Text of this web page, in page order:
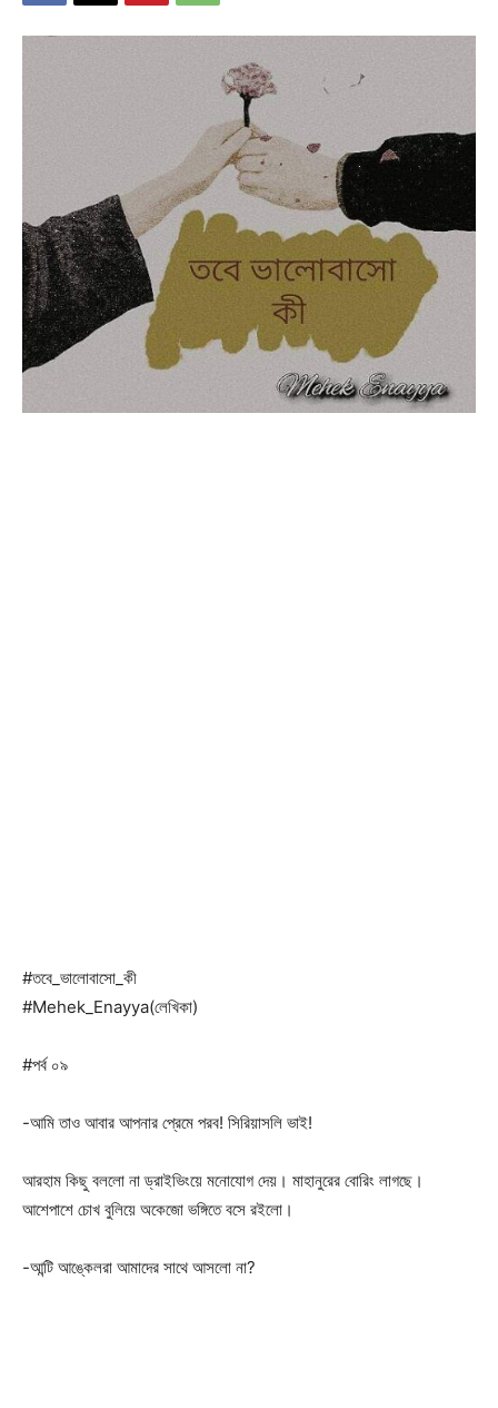
#তবে_ভালোবাসো_কী
#Mehek_Enayya(লেখিকা)
#পর্ব ০৯
-আমি তাও আবার আপনার প্রেমে পরব! সিরিয়াসলি ভাই!
আরহাম কিছু বললো না ড্রাইভিংয়ে মনোযোগ দেয়। মাহানুরের বোরিং লাগছে।
আশেপাশে চোখ বুলিয়ে অকেজো ভঙ্গিতে বসে রইলো।
-আন্টি আঙ্কেলরা আমাদের সাথে আসলো না?